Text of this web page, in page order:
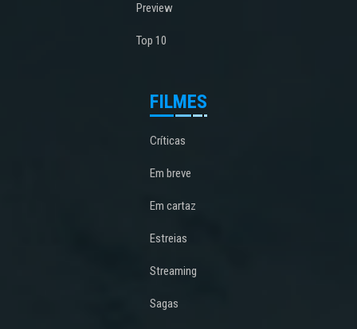
Preview
Top 10
FILMES
Críticas
Em breve
Em cartaz
Estreias
Streaming
Sagas